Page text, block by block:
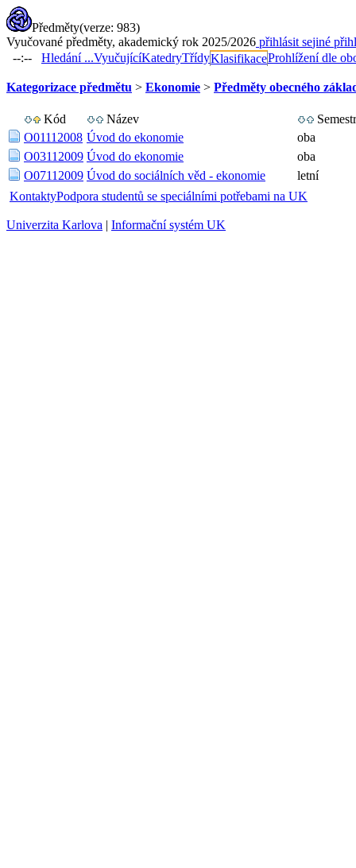
Předměty(verze: 983)
Vyučované předměty, akademický rok 2025/2026 přihlásit sejiné
--:--
Hledání ...VyučujícíKatedryTřídyKlasifikaceProhlížení dle
Kategorizace předmětu > Ekonomie > Předměty obecného
Kód Název
Semestr
O01112008 Úvod do ekonomie
oba
O03112009 Úvod do ekonomie
oba
O07112009 Úvod do sociálních věd - ekonomie
letní
KontaktyPodpora studentů se speciálními potřebami na UK
Univerzita Karlova | Informační systém UK